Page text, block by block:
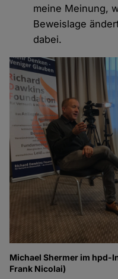
meine Meinung,
Beweislage
dabei.
Michael Shermer im hpd-
Frank Nicolai)